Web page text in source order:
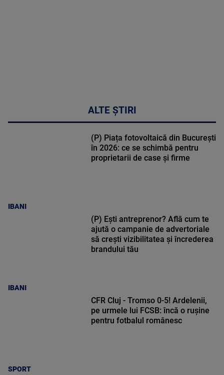
ALTE ȘTIRI
IBANI
(P) Piața fotovoltaică din București
în 2026: ce se schimbă pentru
proprietarii de case și firme
IBANI
(P) Ești antreprenor? Află cum te
ajută o campanie de advertoriale
să crești vizibilitatea și încrederea
brandului tău
SPORT
CFR Cluj - Tromso 0-5! Ardelenii,
pe urmele lui FCSB: încă o rușine
pentru fotbalul românesc